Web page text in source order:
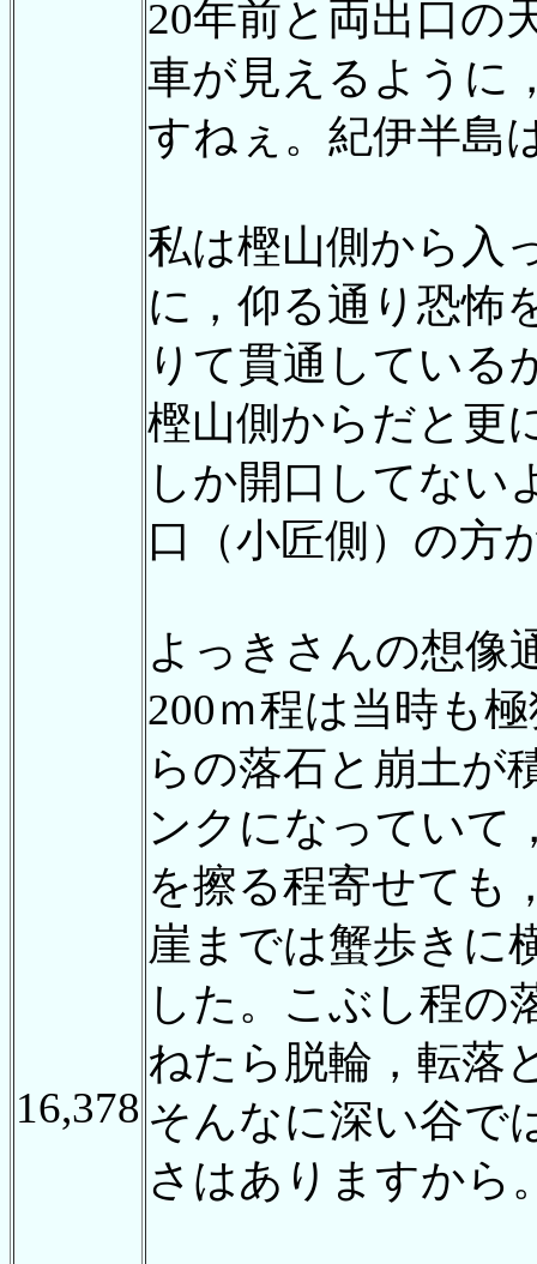
16,378
20年前と両出口の
車が見えるように
すねぇ。紀伊半島
私は樫山側から入
に，仰る通り恐怖
りて貫通してい
樫山側からだと更
しか開口してない
口（小匠側）の方
よっきさんの想像
200ｍ程は当時も
らの落石と崩土が
ンクになっていて
を擦る程寄せても
崖までは蟹歩きに
した。こぶし程の
ねたら脱輪，転落
そんなに深い谷で
さはありますから